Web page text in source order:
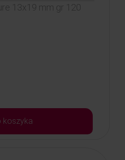
13x19 mm gr 120
koszyka